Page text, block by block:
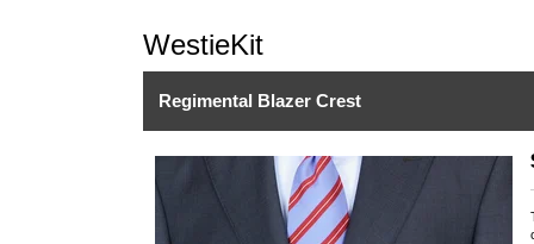
WestieKit
Regimental Blazer Crest